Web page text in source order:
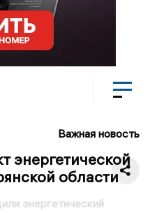
Важная новость
энергетической
области
энергетический